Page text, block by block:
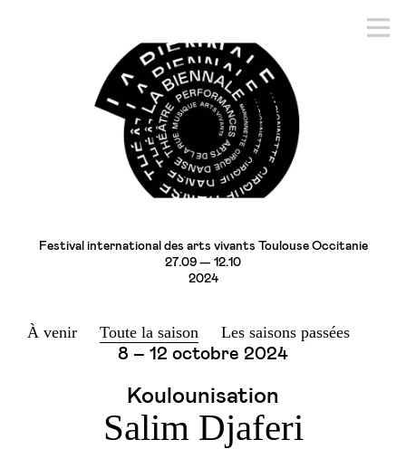
Festival international des arts vivants Toulouse Occitanie
27.09 — 12.10
2024
À venir Toute la saison
Les saisons passées
8 – 12 octobre 2024
Koulounisation
Salim Djaferi